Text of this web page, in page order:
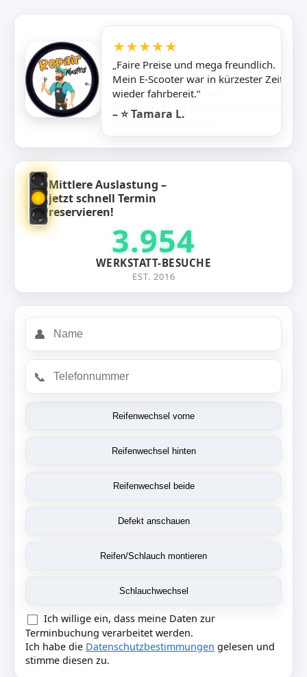
★★★★★
„Faire Preise und mega freundlich.
Mein E-Scooter war in kürzester Zeit
wieder fahrbereit.“
– ⭐ Tamara L.
Mittlere Auslastung –
jetzt schnell Termin
reservieren!
3.954
WERKSTATT-BESUCHE
EST. 2016
👤
📞
Reifenwechsel vorne
Reifenwechsel hinten
Reifenwechsel beide
Defekt anschauen
Reifen/Schlauch montieren
Schlauchwechsel
Ich willige ein, dass meine Daten zur
Terminbuchung verarbeitet werden.
Ich habe die Datenschutzbestimmungen gelesen und
stimme diesen zu.